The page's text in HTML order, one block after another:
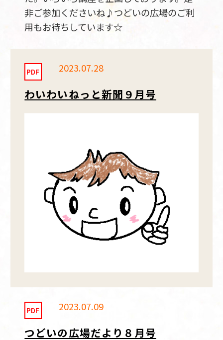
非ご参加くださいね♪つどいの広場のご利
用もお待ちしています☆
2023.07.28
わいわいねっと新聞９月号
2023.07.09
つどいの広場だより８月号